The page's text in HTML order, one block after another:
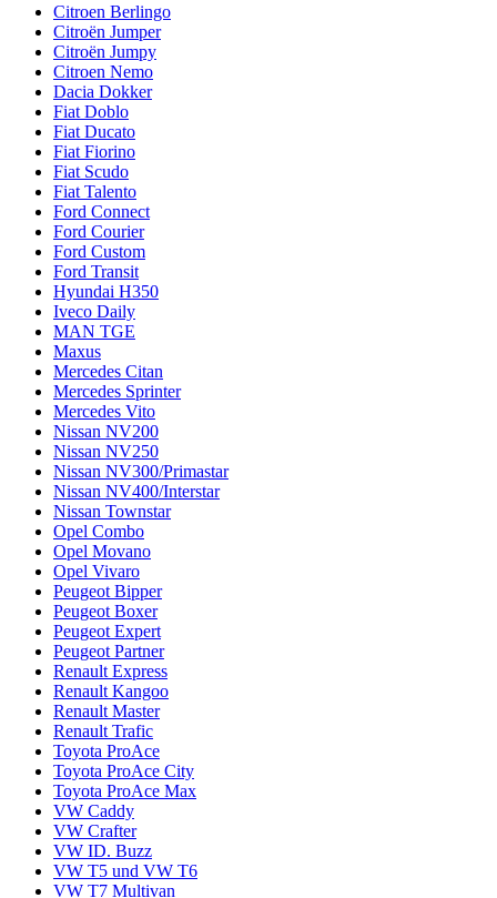
Citroen Berlingo
Citroën Jumper
Citroën Jumpy
Citroen Nemo
Dacia Dokker
Fiat Doblo
Fiat Ducato
Fiat Fiorino
Fiat Scudo
Fiat Talento
Ford Connect
Ford Courier
Ford Custom
Ford Transit
Hyundai H350
Iveco Daily
MAN TGE
Maxus
Mercedes Citan
Mercedes Sprinter
Mercedes Vito
Nissan NV200
Nissan NV250
Nissan NV300/Primastar
Nissan NV400/Interstar
Nissan Townstar
Opel Combo
Opel Movano
Opel Vivaro
Peugeot Bipper
Peugeot Boxer
Peugeot Expert
Peugeot Partner
Renault Express
Renault Kangoo
Renault Master
Renault Trafic
Toyota ProAce
Toyota ProAce City
Toyota ProAce Max
VW Caddy
VW Crafter
VW ID. Buzz
VW T5 und VW T6
VW T7 Multivan